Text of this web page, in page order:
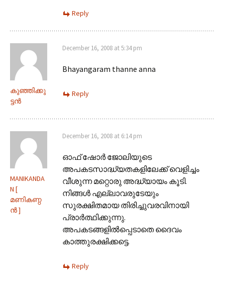
Reply
കുഞ്ഞിക്കു
ട്ടന്‍
December 16, 2008 at 5:34 pm
Bhayangaram thanne anna
Reply
MANIKANDA
N [
മണികണ്ഠ
ന്‍‌ ]
December 16, 2008 at 6:14 pm
ഓഫ് ഷോർ ജോലിയുടെ
അപകടസാദ്ധ്യതകളിലേക്ക് വെളിച്ചം
വീശുന്ന മറ്റൊരു അദ്ധ്യായം കൂടി.
നിങ്ങൾ എല്ലാവരുടേയും
സുരക്ഷിതമായ തിരിച്ചുവരവിനായി
പ്രാർത്ഥിക്കുന്നു.
അപകടങ്ങളില്‍പ്പെടാതെ ദൈവം
കാത്തുരക്ഷിക്കട്ടെ.
Reply